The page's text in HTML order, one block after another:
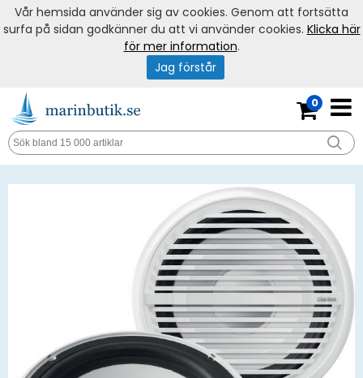
0
Vår hemsida använder sig av cookies. Genom att fortsätta
surfa på sidan godkänner du att vi använder cookies. Klicka här
för mer information.
Jag förstår